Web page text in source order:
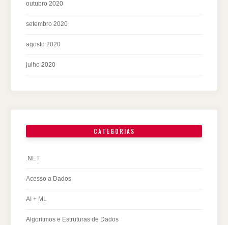
outubro 2020
setembro 2020
agosto 2020
julho 2020
CATEGORIAS
.NET
Acesso a Dados
AI + ML
Algoritmos e Estruturas de Dados